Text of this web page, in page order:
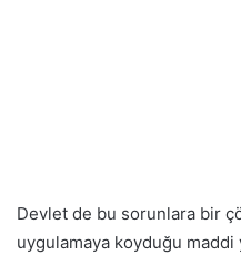
Devlet de bu sorunlara bir
uygulamaya koyduğu maddi